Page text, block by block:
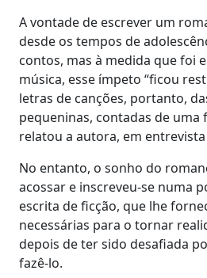
A vontade de escrever um
desde os tempos de
contos, mas à medida que foi
música, esse ímpeto “ficou
letras de canções, portanto,
pequeninas, contadas de uma
relatou a autora, em entrevista
No entanto, o sonho do
acossar e inscreveu-se numa
escrita de ficção, que lhe
necessárias para o tornar
depois de ter sido desafiada
fazê-lo.